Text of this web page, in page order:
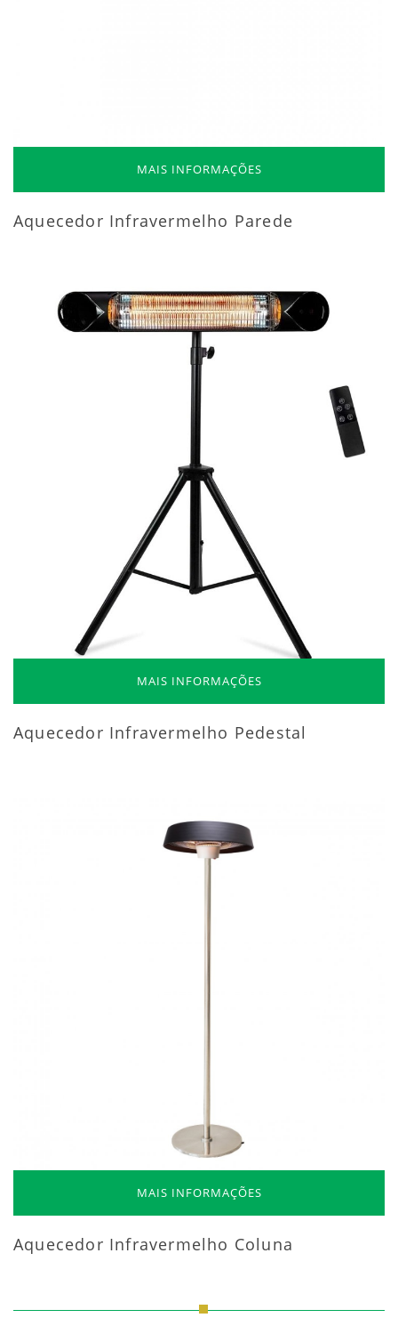
MAIS INFORMAÇÕES
Aquecedor Infravermelho Parede
MAIS INFORMAÇÕES
Aquecedor Infravermelho Pedestal
MAIS INFORMAÇÕES
Aquecedor Infravermelho Coluna